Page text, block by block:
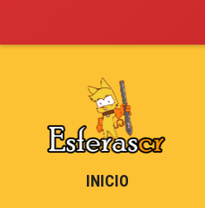
INICIO